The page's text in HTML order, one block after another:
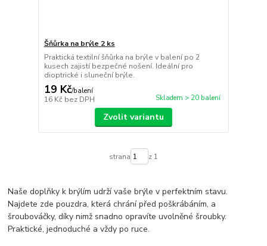
Šňůrka na brýle 2 ks
Praktická textilní šňůrka na brýle v balení po 2
kusech zajistí bezpečné nošení. Ideální pro
dioptrické i sluneční brýle.
19 Kč/balení
16 Kč bez DPH Skladem > 20 balení
Zvolit variantu
strana z 1
Naše doplňky k brýlím udrží vaše brýle v perfektním stavu.
Najdete zde pouzdra, která chrání před poškrábáním, a
šroubováčky, díky nimž snadno opravíte uvolněné šroubky.
Praktické, jednoduché a vždy po ruce.